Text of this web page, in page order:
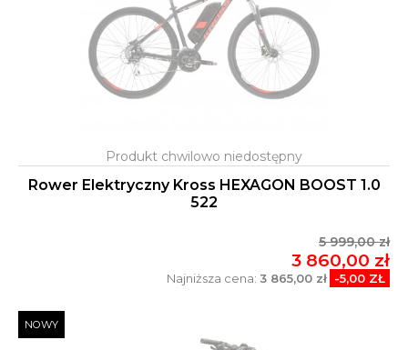
Rower Elektryczny Kross HEXAGON BOOST 1.0
522
5 999,00 zł
3 860,00 zł
Najniższa cena: 3 865,00 zł -5,00 ZŁ
NOWY